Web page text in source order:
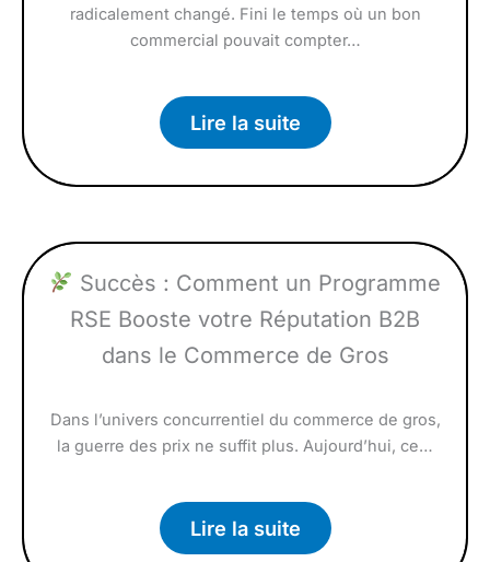
radicalement changé. Fini le temps où un bon
commercial pouvait compter…
Lire la suite
Succès : Comment un Programme
RSE Booste votre Réputation B2B
dans le Commerce de Gros
Dans l’univers concurrentiel du commerce de gros,
la guerre des prix ne suffit plus. Aujourd’hui, ce…
Lire la suite